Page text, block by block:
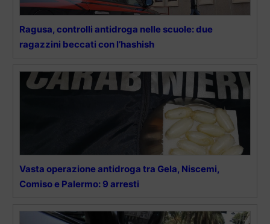
Ragusa, controlli antidroga nelle scuole: due
ragazzini beccati con l’hashish
Vasta operazione antidroga tra Gela, Niscemi,
Comiso e Palermo: 9 arresti